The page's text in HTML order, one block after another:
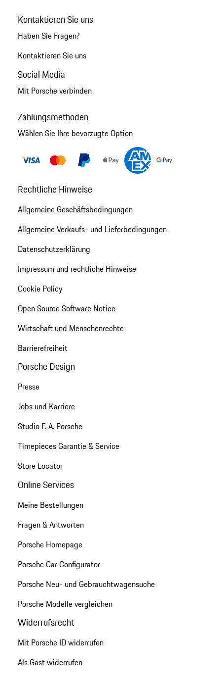
Kontaktieren Sie uns
Haben Sie Fragen?
Kontaktieren Sie uns
Social Media
Mit Porsche verbinden
Zahlungsmethoden
Wählen Sie Ihre bevorzugte Option
Rechtliche Hinweise
Allgemeine Geschäftsbedingungen
Allgemeine Verkaufs- und Lieferbedingungen
Datenschutzerklärung
Impressum und rechtliche Hinweise
Cookie Policy
Open Source Software Notice
Wirtschaft und Menschenrechte
Barrierefreiheit
Porsche Design
Presse
Jobs und Karriere
Studio F. A. Porsche
Timepieces Garantie & Service
Store Locator
Online Services
Meine Bestellungen
Fragen & Antworten
Porsche Homepage
Porsche Car Configurator
Porsche Neu- und Gebrauchtwagensuche
Porsche Modelle vergleichen
Widerrufsrecht
Mit Porsche ID widerrufen
Als Gast widerrufen